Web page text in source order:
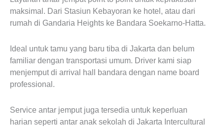
maksimal. Dari Stasiun Kebayoran ke hotel, atau dari
rumah di Gandaria Heights ke Bandara Soekarno-Hatta.
Ideal untuk tamu yang baru tiba di Jakarta dan belum
familiar dengan transportasi umum. Driver kami siap
menjemput di arrival hall bandara dengan name board
professional.
Service antar jemput juga tersedia untuk keperluan
harian seperti antar anak sekolah di Jakarta Intercultural